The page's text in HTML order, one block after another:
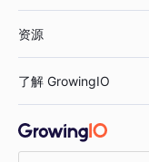
鞋服行业
汽车行业
金融行业
智能运营
获客分析
资源
增长公开课
了解 GrowingIO
关于 GrowingIO